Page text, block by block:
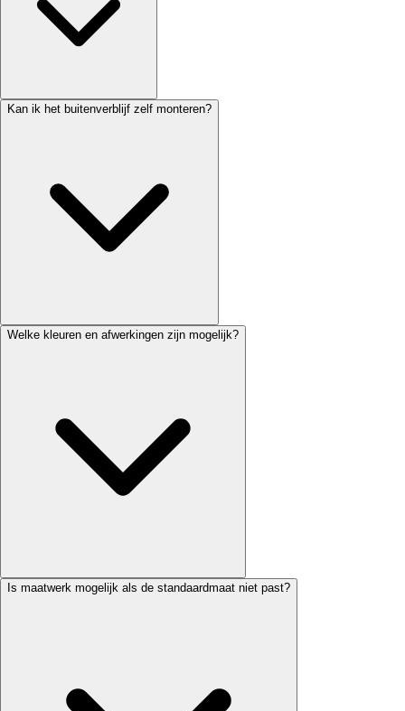
Kan ik het buitenverblijf zelf monteren?
Welke kleuren en afwerkingen zijn mogelijk?
Is maatwerk mogelijk als de standaardmaat niet past?